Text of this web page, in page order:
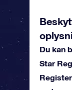
Du kan
Star